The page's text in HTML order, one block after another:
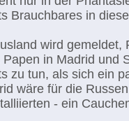
Brauchbares in
wird gemeldet,
Papen in Madrid und
zu tun, als sich ein
wäre für die
- ein